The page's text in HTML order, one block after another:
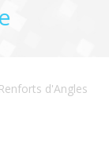
Renforts d'Angles